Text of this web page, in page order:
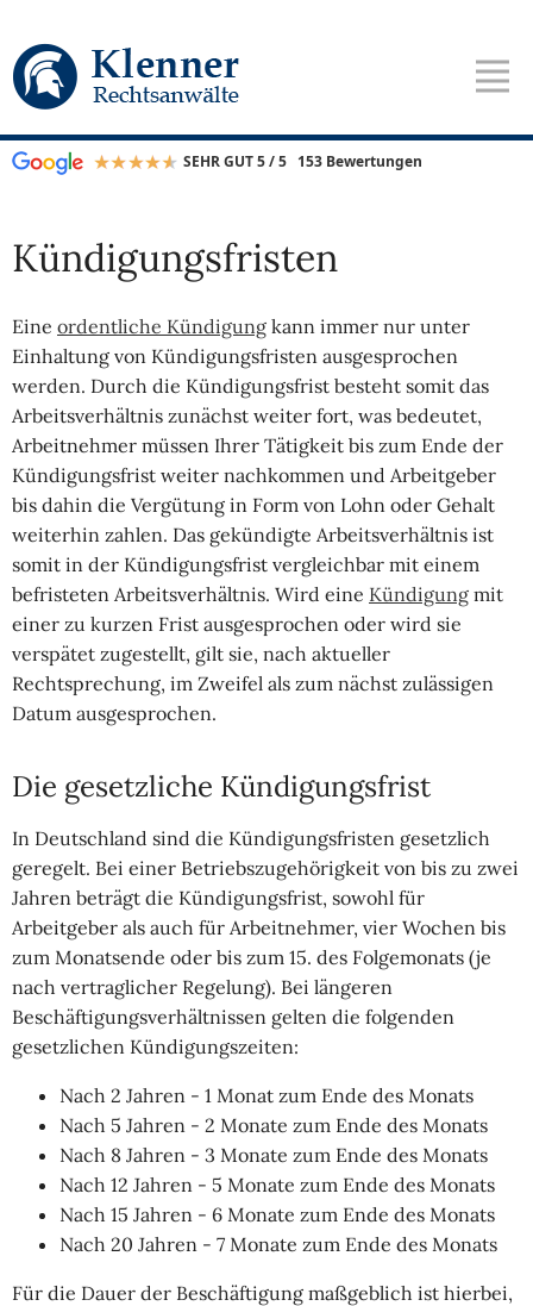
SEHR GUT 5 / 5 153 Bewertungen
Kündigungsfristen
Eine ordentliche Kündigung kann immer nur unter
Einhaltung von Kündigungsfristen ausgesprochen
werden. Durch die Kündigungsfrist besteht somit das
Arbeitsverhältnis zunächst weiter fort, was bedeutet,
Arbeitnehmer müssen Ihrer Tätigkeit bis zum Ende der
Kündigungsfrist weiter nachkommen und Arbeitgeber
bis dahin die Vergütung in Form von Lohn oder Gehalt
weiterhin zahlen. Das gekündigte Arbeitsverhältnis ist
somit in der Kündigungsfrist vergleichbar mit einem
befristeten Arbeitsverhältnis. Wird eine Kündigung mit
einer zu kurzen Frist ausgesprochen oder wird sie
verspätet zugestellt, gilt sie, nach aktueller
Rechtsprechung, im Zweifel als zum nächst zulässigen
Datum ausgesprochen.
Die gesetzliche Kündigungsfrist
In Deutschland sind die Kündigungsfristen gesetzlich
geregelt. Bei einer Betriebszugehörigkeit von bis zu zwei
Jahren beträgt die Kündigungsfrist, sowohl für
Arbeitgeber als auch für Arbeitnehmer, vier Wochen bis
zum Monatsende oder bis zum 15. des Folgemonats (je
nach vertraglicher Regelung). Bei längeren
Beschäftigungsverhältnissen gelten die folgenden
gesetzlichen Kündigungszeiten:
Nach 2 Jahren - 1 Monat zum Ende des Monats
Nach 5 Jahren - 2 Monate zum Ende des Monats
Nach 8 Jahren - 3 Monate zum Ende des Monats
Nach 12 Jahren - 5 Monate zum Ende des Monats
Nach 15 Jahren - 6 Monate zum Ende des Monats
Nach 20 Jahren - 7 Monate zum Ende des Monats
Für die Dauer der Beschäftigung maßgeblich ist hierbei,